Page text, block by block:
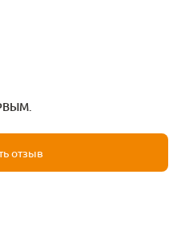
отзыв